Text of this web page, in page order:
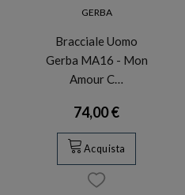
GERBA
Bracciale Uomo
Gerba MA16 - Mon
Amour C…
74,00 €
Acquista